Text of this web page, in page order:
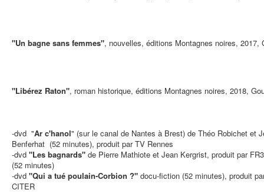
"Un bagne sans femmes", nouvelles, éditions Montagnes noires, 2017,
"Libérez Raton", roman historique, éditions Montagnes noires, 2018,
-dvd "Ar c'hanol" (sur le canal de Nantes à Brest) de Théo Robichet et
Benferhat (52 minutes), produit par TV Rennes
-dvd "Les bagnards" de Pierre Mathiote et Jean Kergrist, produit par
(52 minutes)
-dvd "Qui a tué poulain-Corbion ?" docu-fiction (52 minutes), produit
CITER